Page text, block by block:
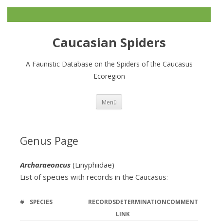
Caucasian Spiders
A Faunistic Database on the Spiders of the Caucasus
Ecoregion
Menü
Genus Page
Archaraeoncus (Linyphiidae)
List of species with records in the Caucasus:
# SPECIES RECORDSDETERMINATION
LINK
COMMENT